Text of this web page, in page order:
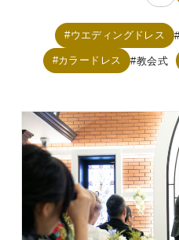
ウエディングドレス
カラードレス 教会式